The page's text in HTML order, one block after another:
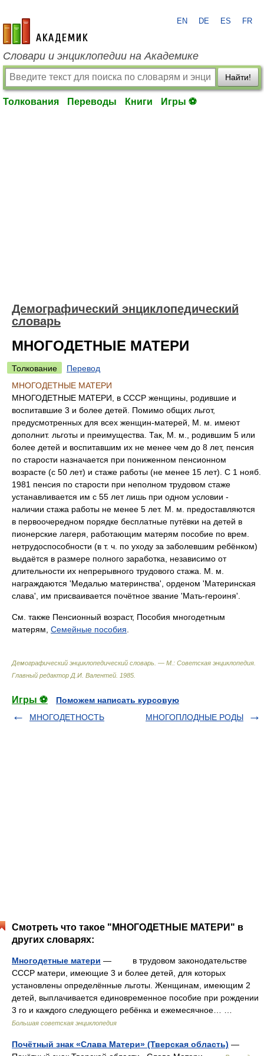
academic.ru
EN DE ES FR
Словари и энциклопедии на Академике
Найти!
Толкования Переводы Книги Игры ⚽
Демографический энциклопедический
словарь
МНОГОДЕТНЫЕ МАТЕРИ
Толкование
Перевод
МНОГОДЕТНЫЕ МАТЕРИ
МНОГОДЕТНЫЕ МАТЕРИ, в СССР женщины, родившие и
воспитавшие 3 и более детей. Помимо общих льгот,
предусмотренных для всех женщин-матерей, М. м. имеют
дополнит. льготы и преимущества. Так, М. м., родившим 5 или
более детей и воспитавшим их не менее чем до 8 лет, пенсия
по старости назначается при пониженном пенсионном
возрасте (с 50 лет) и стаже работы (не менее 15 лет). С 1 нояб.
1981 пенсия по старости при неполном трудовом стаже
устанавливается им с 55 лет лишь при одном условии -
наличии стажа работы не менее 5 лет. М. м. предоставляются
в первоочередном порядке бесплатные путёвки на детей в
пионерские лагеря, работающим матерям пособие по врем.
нетрудоспособности (в т. ч. по уходу за заболевшим ребёнком)
выдаётся в размере полного заработка, независимо от
длительности их непрерывного трудового стажа. М. м.
награждаются 'Медалью материнства', орденом 'Материнская
слава', им присваивается почётное звание 'Мать-героиня'.
См. также Пенсионный возраст, Пособия многодетным
матерям, Семейные пособия
Демографический энциклопедический словарь. — М.: Советская энциклопедия
Главный редактор Д.И. Валентей 1985
Игры ⚽
Поможем написать курсовую
МНОГОДЕТНОСТЬ
МНОГОПЛOДНЫЕ РOДЫ
Смотреть что такое "МНОГОДЕТНЫЕ МАТЕРИ" в
других словарях:
Многодетные матери — в трудовом законодательстве
СССР матери, имеющие 3 и более детей, для которых
установлены определённые льготы. Женщинам, имеющим 2
детей, выплачивается единовременное пособие при рождении
3 го и каждого следующего ребёнка и ежемесячное… …
Большая советская энциклопедия
Почётный знак «Слава Матери» (Тверская область) —